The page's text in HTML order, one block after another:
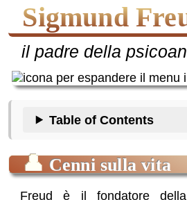
Sigmund
il padre della
Table of Contents
👤 Cenni sulla vita
Freud è il fondatore della